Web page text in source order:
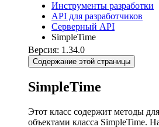
Инструменты разработки
API для разработчиков
Серверный API
SimpleTime
Версия: 1.34.0
Содержание этой страницы
SimpleTime
Этот класс содержит методы
объектами класса SimpleTime.